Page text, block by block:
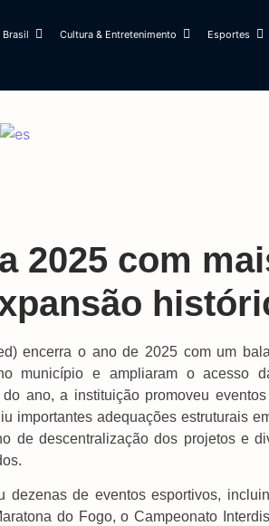
Brasil Cultura & Entretenimento Esportes
2025 com
encerra o ano de 2025 com um
município e ampliaram o acesso
ano, a instituição promoveu
importantes adequações estruturais
de descentralização dos projetos e
dezenas de eventos esportivos,
do Fogo, o Campeonato